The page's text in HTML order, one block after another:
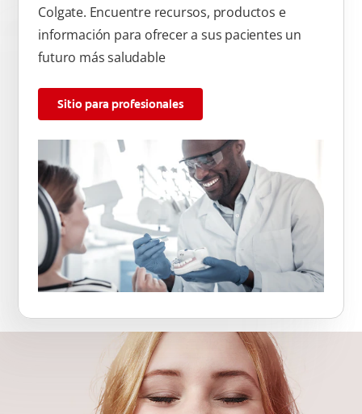
Colgate. Encuentre recursos, productos e
información para ofrecer a sus pacientes un
futuro más saludable
Sitio para profesionales